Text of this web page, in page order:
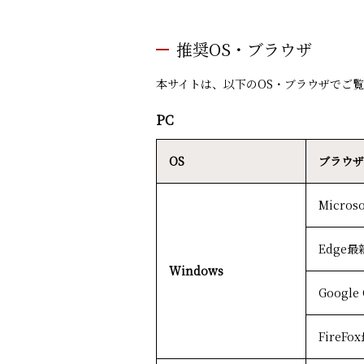
推奨OS・ブラウザ
本サイトは、以下のOS・ブラウザでご
PC
OS ブラウザ
Windows
Edge最
Google
FireFox